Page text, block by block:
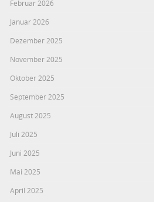
Februar 2026
Januar 2026
Dezember 2025
November 2025
Oktober 2025
September 2025
August 2025
Juli 2025
Juni 2025
Mai 2025
April 2025